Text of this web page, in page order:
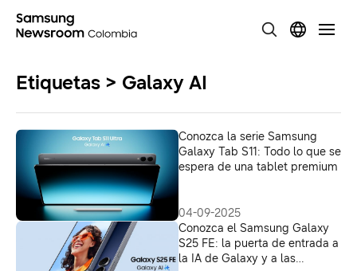
Etiquetas > Galaxy AI
Conozca la serie Samsung
Galaxy Tab S11: Todo lo que se
espera de una tablet premium
04-09-2025
Conozca el Samsung Galaxy
S25 FE: la puerta de entrada a
la IA de Galaxy y a las